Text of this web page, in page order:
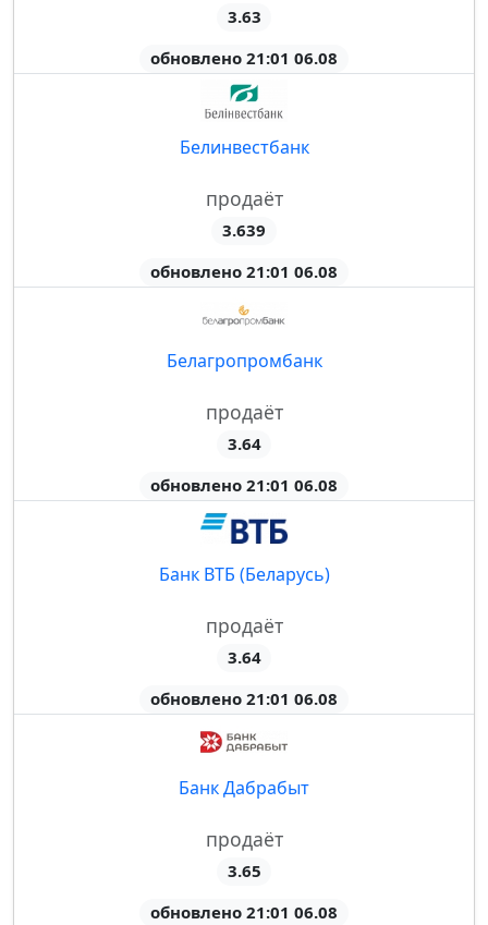
3.63
обновлено 21:01 06.08
Белинвестбанк
продаёт
3.639
обновлено 21:01 06.08
Белагропромбанк
продаёт
3.64
обновлено 21:01 06.08
Банк ВТБ (Беларусь)
продаёт
3.64
обновлено 21:01 06.08
Банк Дабрабыт
продаёт
3.65
обновлено 21:01 06.08